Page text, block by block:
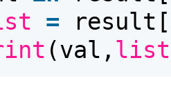
= result[
(val, list